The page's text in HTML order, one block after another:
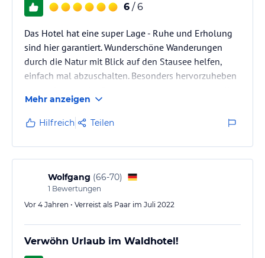
6 / 6
Das Hotel hat eine super Lage - Ruhe und Erholung
sind hier garantiert. Wunderschöne Wanderungen
durch die Natur mit Blick auf den Stausee helfen,
einfach mal abzuschalten. Besonders hervorzuheben
saubere Unterkunft.
Mehr anzeigen
Hilfreich Teilen
Wolfgang (66-70)
1 Bewertungen
Vor 4 Jahren • Verreist als Paar im Juli 2022
Verwöhn Urlaub im Waldhotel!